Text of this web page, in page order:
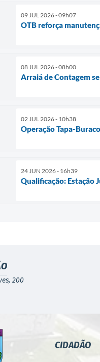
09 JUL 2026 - 09h07
OTB reforça
08 JUL 2026 - 08h00
Arraiá de Contagem
02 JUL 2026 - 10h38
Operação Tapa-
24 JUN 2026 - 16h39
Qualificação: Estação
200
CIDADÃO